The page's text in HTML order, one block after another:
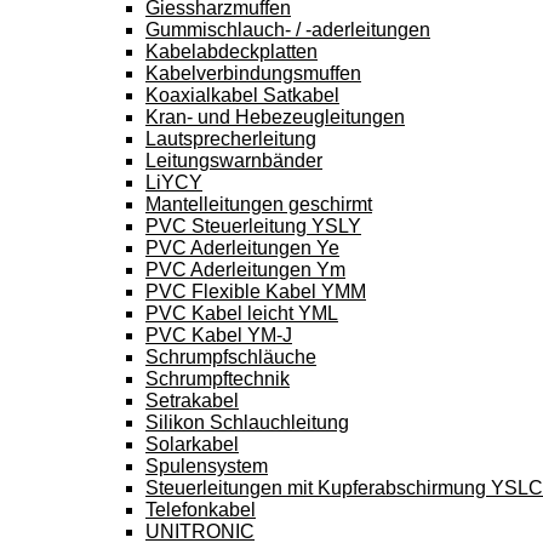
Giessharzmuffen
Gummischlauch- / -aderleitungen
Kabelabdeckplatten
Kabelverbindungsmuffen
Koaxialkabel Satkabel
Kran- und Hebezeugleitungen
Lautsprecherleitung
Leitungswarnbänder
LiYCY
Mantelleitungen geschirmt
PVC Steuerleitung YSLY
PVC Aderleitungen Ye
PVC Aderleitungen Ym
PVC Flexible Kabel YMM
PVC Kabel leicht YML
PVC Kabel YM-J
Schrumpfschläuche
Schrumpftechnik
Setrakabel
Silikon Schlauchleitung
Solarkabel
Spulensystem
Steuerleitungen mit Kupferabschirmung
Telefonkabel
UNITRONIC